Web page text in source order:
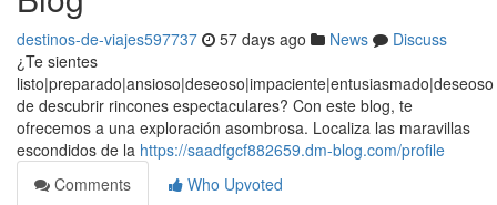
destinos-de-viajes597737 57 days ago News
Discuss
¿Te sientes
listo|preparado|ansioso|deseoso|impaciente|entusiasmado|deseoso
de descubrir rincones espectaculares? Con este blog, te
ofrecemos a una exploración asombrosa. Localiza las maravillas
escondidos de la https://saadfgcf882659.dm-blog.com/profile
Comments
Who Upvoted